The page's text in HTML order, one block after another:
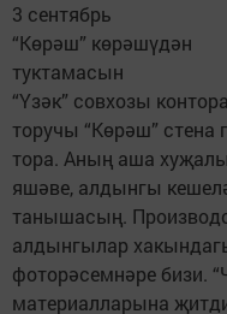
3 сентябрь
“Көрәш” көрәшүдән
туктамасын
“Үзәк” совхозы
торучы “Көрәш” стена
тора. Аның аша
яшәве, алдынгы
танышасың.
алдынгылар
фоторәсемнәре бизи.
материалларына